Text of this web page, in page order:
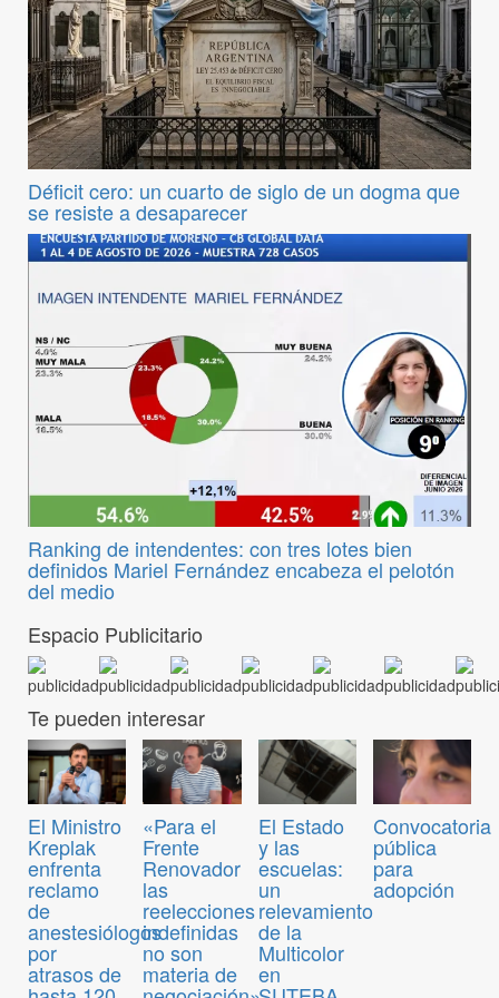
Déficit cero: un cuarto de siglo de un dogma que
se resiste a desaparecer
Ranking de intendentes: con tres lotes bien
definidos Mariel Fernández encabeza el pelotón
del medio
Espacio Publicitario
Te pueden interesar
El Ministro
Kreplak
enfrenta
reclamo
de
anestesiólogos
por
atrasos de
«Para el
Frente
Renovador
las
reelecciones
indefinidas
no son
materia de
El Estado
y las
escuelas:
un
relevamiento
de la
Multicolor
en
Convocatoria
pública
para
adopción